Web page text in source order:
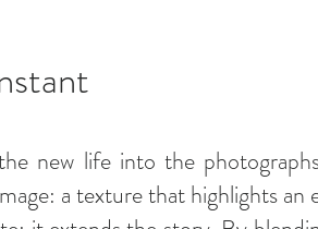
new life into the
a texture that highlights